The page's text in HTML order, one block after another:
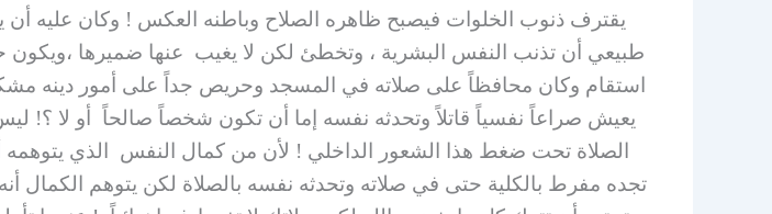
يقترف ذنوب الخلوات فيصبح ظاهره الصلاح وباطنه العكس ! وكان عليه
طبيعي أن تذنب النفس البشرية ، وتخطئ لكن لا يغيب عنها ضميرها ،ويكون
استقام وكان محافظاً على صلاته في المسجد وحريص جداً على أمور دينه
يعيش صراعاً نفسياً قاتلاً وتحدثه نفسه إما أن تكون شخصاً صالحاً أو لا ؟!
الصلاة تحت ضغط هذا الشعور الداخلي ! لأن من كمال النفس الذي يتوهمه
تجده مفرط بالكلية حتى في صلاته وتحدثه نفسه بالصلاة لكن يتوهم